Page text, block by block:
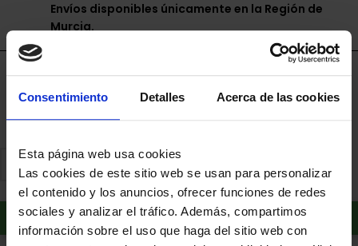
Consentimiento Detalles Acerca de las cookies
Esta página web usa cookies
Las cookies de este sitio web se usan para personalizar
el contenido y los anuncios, ofrecer funciones de redes
sociales y analizar el tráfico. Además, compartimos
información sobre el uso que haga del sitio web con
Envíos disponibles únicamente en la Región de
Murcia.
Financia a plazos con Cetelem
+ info
Añadir al carrito